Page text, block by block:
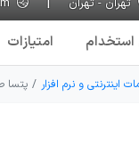
تهران - تهران
امتیازات
اینترنتی و نرم افزار پتسا